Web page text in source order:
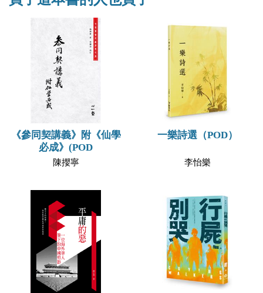
《參同契講義》附《仙學
必成》(POD
陳攖寧
一樂詩選（POD）
李怡樂